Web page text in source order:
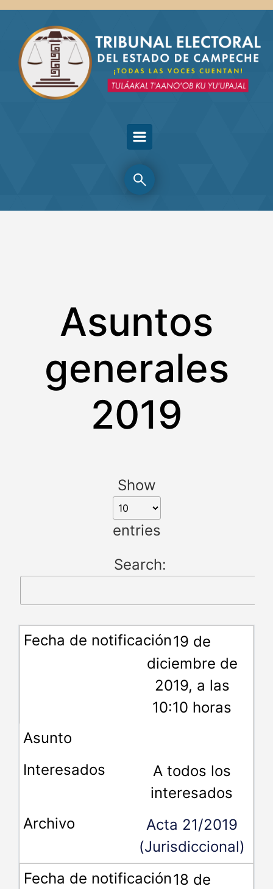
Skip to main content
Asuntos
generales
2019
Show
entries
Search:
19 de
diciembre de
2019, a las
10:10 horas
A todos los
interesados
Acta 21/2019
(Jurisdiccional)
18 de